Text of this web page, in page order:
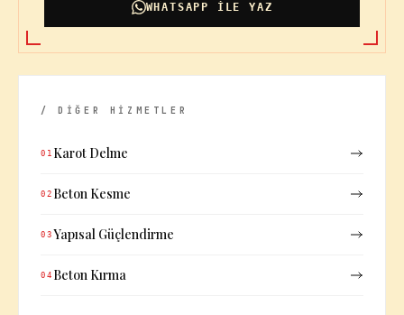
WHATSAPP ILE YAZ
/ DİĞER HİZMETLER
01 Karot Delme
02 Beton Kesme
03 Yapısal Güçlendirme
04 Beton Kırma